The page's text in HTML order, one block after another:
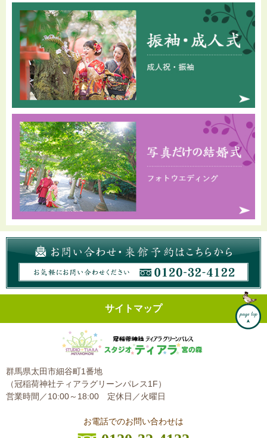
サイトマップ
群馬県太田市細谷町1番地
（冠稲荷神社ティアラグリーンパレス1F）
営業時間／10:00～18:00 定休日／火曜日
お電話でのお問い合わせは